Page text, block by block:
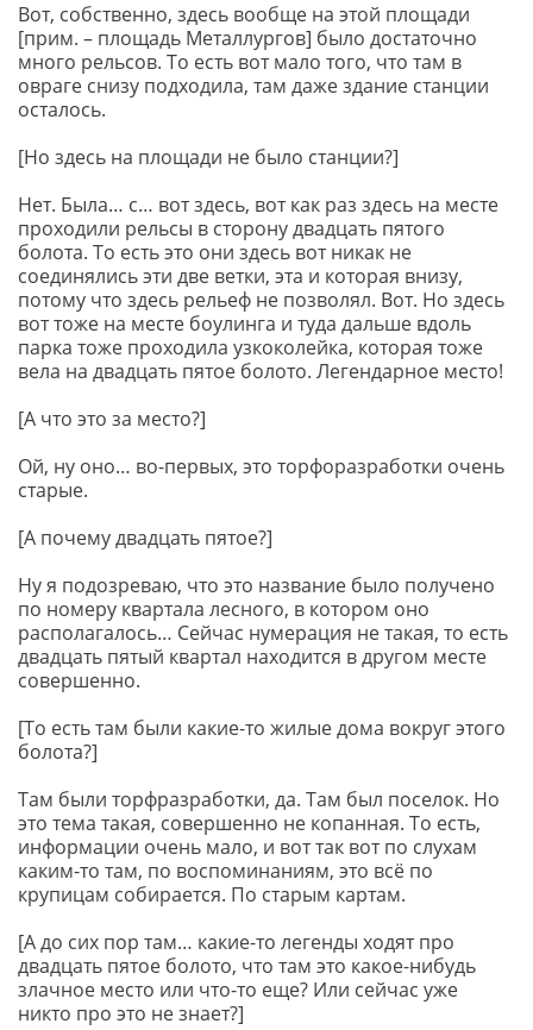
Вот, собственно, здесь вообще на этой площади
[прим. – площадь Металлургов] было достаточно
много рельсов. То есть вот мало того, что там в
овраге снизу подходила, там даже здание станции
осталось.
[Но здесь на площади не было станции?]
Нет. Была… с… вот здесь, вот как раз здесь на месте
проходили рельсы в сторону двадцать пятого
болота. То есть это они здесь вот никак не
соединялись эти две ветки, эта и которая внизу,
потому что здесь рельеф не позволял. Вот. Но здесь
вот тоже на месте боулинга и туда дальше вдоль
парка тоже проходила узкоколейка, которая тоже
вела на двадцать пятое болото. Легендарное место!
[А что это за место?]
Ой, ну оно… во-первых, это торфоразработки очень
старые.
[А почему двадцать пятое?]
Ну я подозреваю, что это название было получено
по номеру квартала лесного, в котором оно
располагалось… Сейчас нумерация не такая, то есть
двадцать пятый квартал находится в другом месте
совершенно.
[То есть там были какие-то жилые дома вокруг этого
болота?]
Там были торфразработки, да. Там был поселок. Но
это тема такая, совершенно не копанная. То есть,
информации очень мало, и вот так вот по слухам
каким-то там, по воспоминаниям, это всё по
крупицам собирается. По старым картам.
[А до сих пор там… какие-то легенды ходят про
двадцать пятое болото, что там это какое-нибудь
злачное место или что-то еще? Или сейчас уже
никто про это не знает?]